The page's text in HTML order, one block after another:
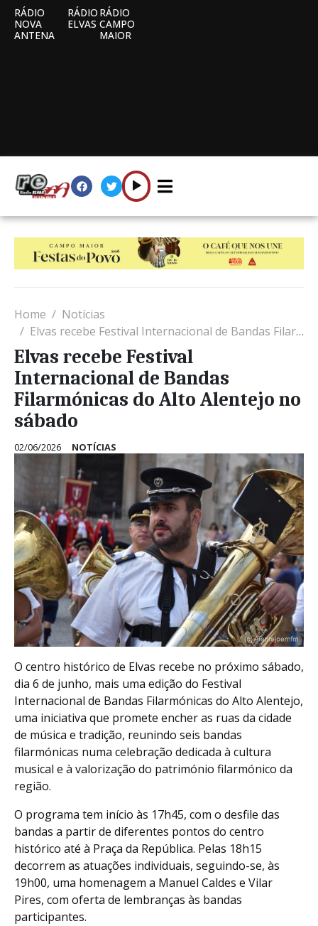
RÁDIO
NOVA
ANTENA
RÁDIO
ELVAS
RÁDIO
CAMPO
MAIOR
Home
Notícias
Elvas recebe Festival Internacional de Bandas Filarmónicas do Alto Alentejo no sábado
Elvas recebe Festival
Internacional de Bandas
Filarmónicas do Alto Alentejo no
sábado
02/06/2026 NOTÍCIAS
O centro histórico de Elvas recebe no próximo sábado,
dia 6 de junho, mais uma edição do Festival
Internacional de Bandas Filarmónicas do Alto Alentejo,
uma iniciativa que promete encher as ruas da cidade
de música e tradição, reunindo seis bandas
filarmónicas numa celebração dedicada à cultura
musical e à valorização do património filarmónico da
região.
O programa tem início às 17h45, com o desfile das
bandas a partir de diferentes pontos do centro
histórico até à Praça da República. Pelas 18h15
decorrem as atuações individuais, seguindo-se, às
19h00, uma homenagem a Manuel Caldes e Vilar
Pires, com oferta de lembranças às bandas
participantes.